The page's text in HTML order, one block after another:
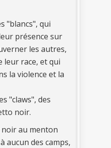
"blancs", qui
présence sur
les autres,
leur race, et qui
la violence et la
"claws", des
noir.
noir au menton
aucun des camps,